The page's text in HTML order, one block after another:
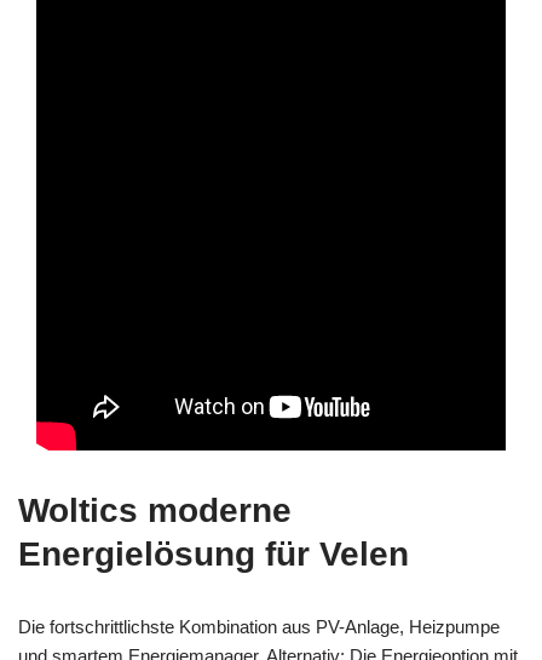
Woltics moderne
Energielösung für Velen
Die fortschrittlichste Kombination aus PV-Anlage, Heizpumpe
und smartem Energiemanager. Alternativ: Die Energieoption mit